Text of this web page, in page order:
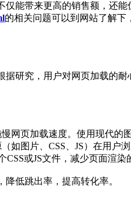
能带来更高的销售额，还
的相关问题可以到网站了解
研究，用户对网页加载的
网页加载速度。使用现代的
图片、CSS、JS）在用户
或JS文件，减少页面渲染
低跳出率，提高转化率。